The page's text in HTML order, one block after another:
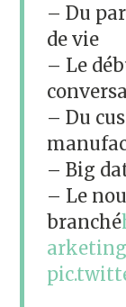
– Du
de vie
– Le
– Du
– Big
– Le
branché